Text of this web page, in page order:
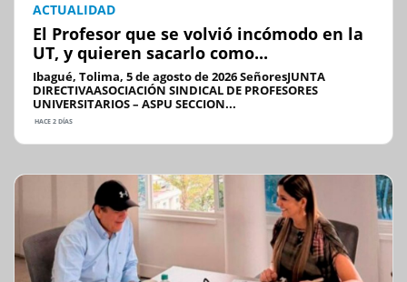
ACTUALIDAD
El Profesor que se volvió incómodo en la
UT, y quieren sacarlo como...
Ibagué, Tolima, 5 de agosto de 2026 SeñoresJUNTA
DIRECTIVAASOCIACIÓN SINDICAL DE PROFESORES
UNIVERSITARIOS – ASPU SECCION...
HACE 2 DÍAS